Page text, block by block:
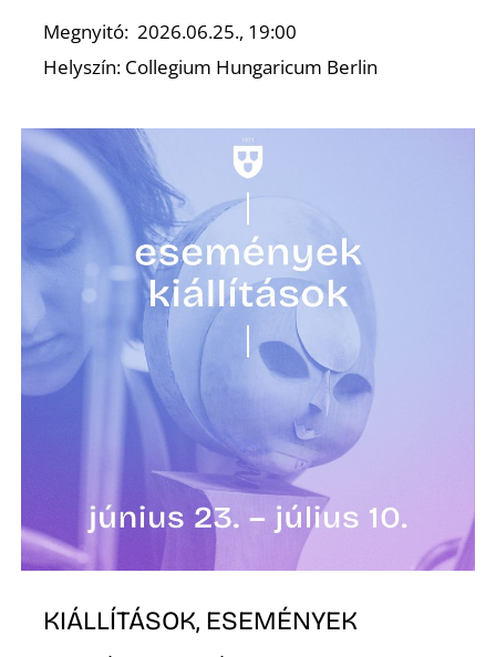
Megnyitó: 2026.06.25., 19:00
Helyszín: Collegium Hungaricum Berlin
KIÁLLÍTÁSOK, ESEMÉNYEK